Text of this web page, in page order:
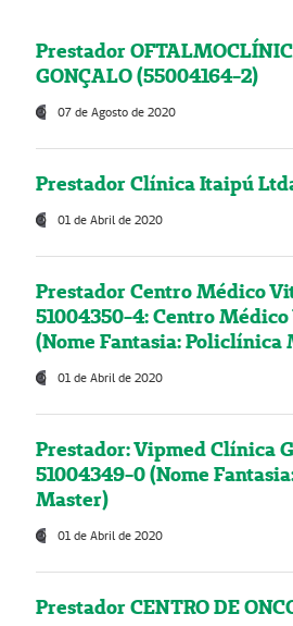
Prestador
GONÇALO (55004164-2)
07 de Agosto de 2020
Prestador Clínica Itaipú
01 de Abril de 2020
Prestador Centro Médico
51004350-4: Centro
(Nome Fantasia: Policlínica
01 de Abril de 2020
Prestador: Vipmed Clínica
51004349-0 (Nome
Master)
01 de Abril de 2020
Prestador CENTRO DE